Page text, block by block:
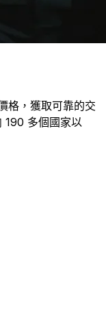
格，獲取可靠的交
190 多個國家以